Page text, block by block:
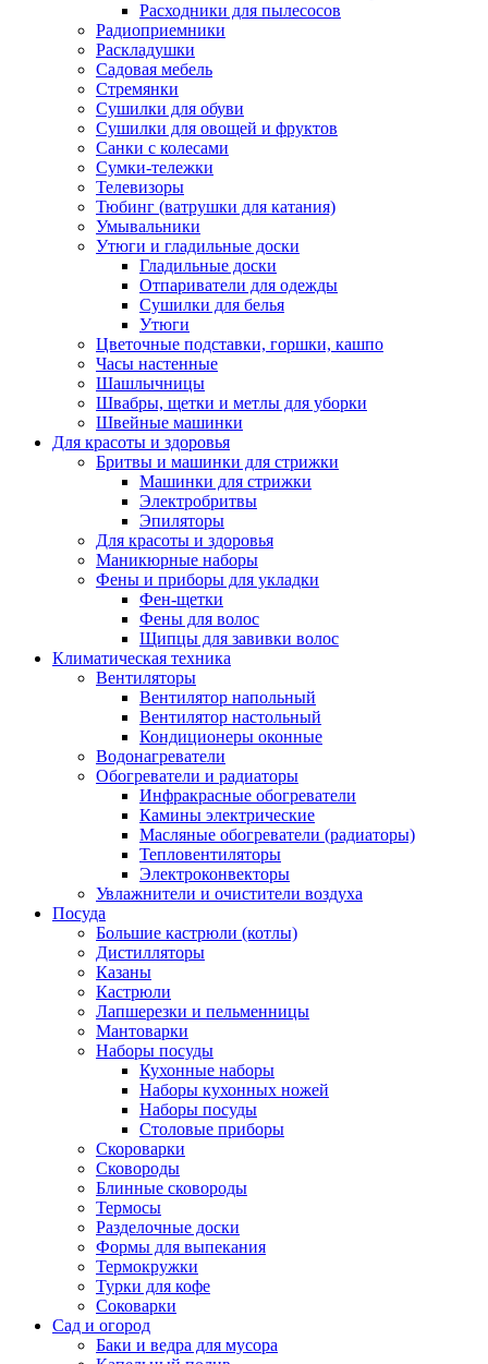
Расходники для пылесосов
Радиоприемники
Раскладушки
Садовая мебель
Стремянки
Сушилки для обуви
Сушилки для овощей и фруктов
Санки с колесами
Сумки-тележки
Телевизоры
Тюбинг (ватрушки для катания)
Умывальники
Утюги и гладильные доски
Гладильные доски
Отпариватели для одежды
Сушилки для белья
Утюги
Цветочные подставки, горшки, кашпо
Часы настенные
Шашлычницы
Швабры, щетки и метлы для уборки
Швейные машинки
Для красоты и здоровья
Бритвы и машинки для стрижки
Машинки для стрижки
Электробритвы
Эпиляторы
Для красоты и здоровья
Маникюрные наборы
Фены и приборы для укладки
Фен-щетки
Фены для волос
Щипцы для завивки волос
Климатическая техника
Вентиляторы
Вентилятор напольный
Вентилятор настольный
Кондиционеры оконные
Водонагреватели
Обогреватели и радиаторы
Инфракрасные обогреватели
Камины электрические
Масляные обогреватели (радиаторы)
Тепловентиляторы
Электроконвекторы
Увлажнители и очистители воздуха
Посуда
Большие кастрюли (котлы)
Дистилляторы
Казаны
Кастрюли
Лапшерезки и пельменницы
Мантоварки
Наборы посуды
Кухонные наборы
Наборы кухонных ножей
Наборы посуды
Столовые приборы
Скороварки
Сковороды
Блинные сковороды
Термосы
Разделочные доски
Формы для выпекания
Термокружки
Турки для кофе
Соковарки
Сад и огород
Баки и ведра для мусора